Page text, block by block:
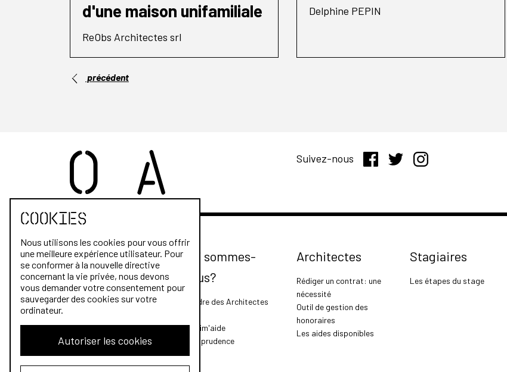
d'une maison unifamiliale
ReObs Architectes srl
Delphine PEPIN
précédent
Suivez-nous
Qui sommes-
nous?
L'Ordre des Architectes
Archim'aide
Jurisprudence
Architectes
Rédiger un contrat: une
nécessité
Outil de gestion des
honoraires
Les aides disponibles
Stagiaires
Les étapes du stage
Cookies
Nous utilisons les cookies pour vous offrir
une meilleure expérience utilisateur. Pour
se conformer à la nouvelle directive
concernant la vie privée, nous devons
vous demander votre consentement pour
sauvegarder des cookies sur votre
ordinateur.
Autoriser les cookies